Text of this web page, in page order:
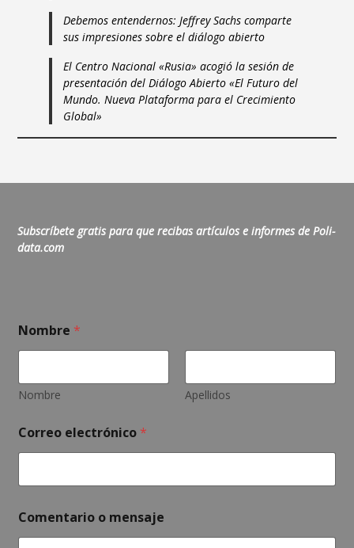
Debemos entendernos: Jeffrey Sachs comparte
sus impresiones sobre el diálogo abierto
El Centro Nacional «Rusia» acogió la sesión de
presentación del Diálogo Abierto «El Futuro del
Mundo. Nueva Plataforma para el Crecimiento
Global»
Subscríbete gratis para que recibas artículos e informes de Poli-
data.com
Nombre *
Nombre Apellidos
Correo electrónico *
o
m
Comentario o mensaje